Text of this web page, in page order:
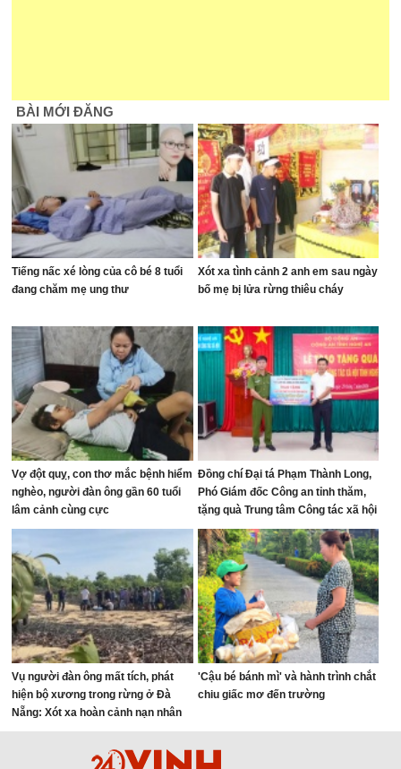
BÀI MỚI ĐĂNG
Tiếng nấc xé lòng của cô bé 8 tuổi
đang chăm mẹ ung thư
Xót xa tình cảnh 2 anh em sau ngày
bố mẹ bị lửa rừng thiêu cháy
Vợ đột quỵ, con thơ mắc bệnh hiểm
nghèo, người đàn ông gần 60 tuổi
lâm cảnh cùng cực
Đồng chí Đại tá Phạm Thành Long,
Phó Giám đốc Công an tỉnh thăm,
tặng quà Trung tâm Công tác xã hội
tỉnh
Vụ người đàn ông mất tích, phát
hiện bộ xương trong rừng ở Đà
Nẵng: Xót xa hoàn cảnh nạn nhân
'Cậu bé bánh mì' và hành trình chắt
chiu giấc mơ đến trường